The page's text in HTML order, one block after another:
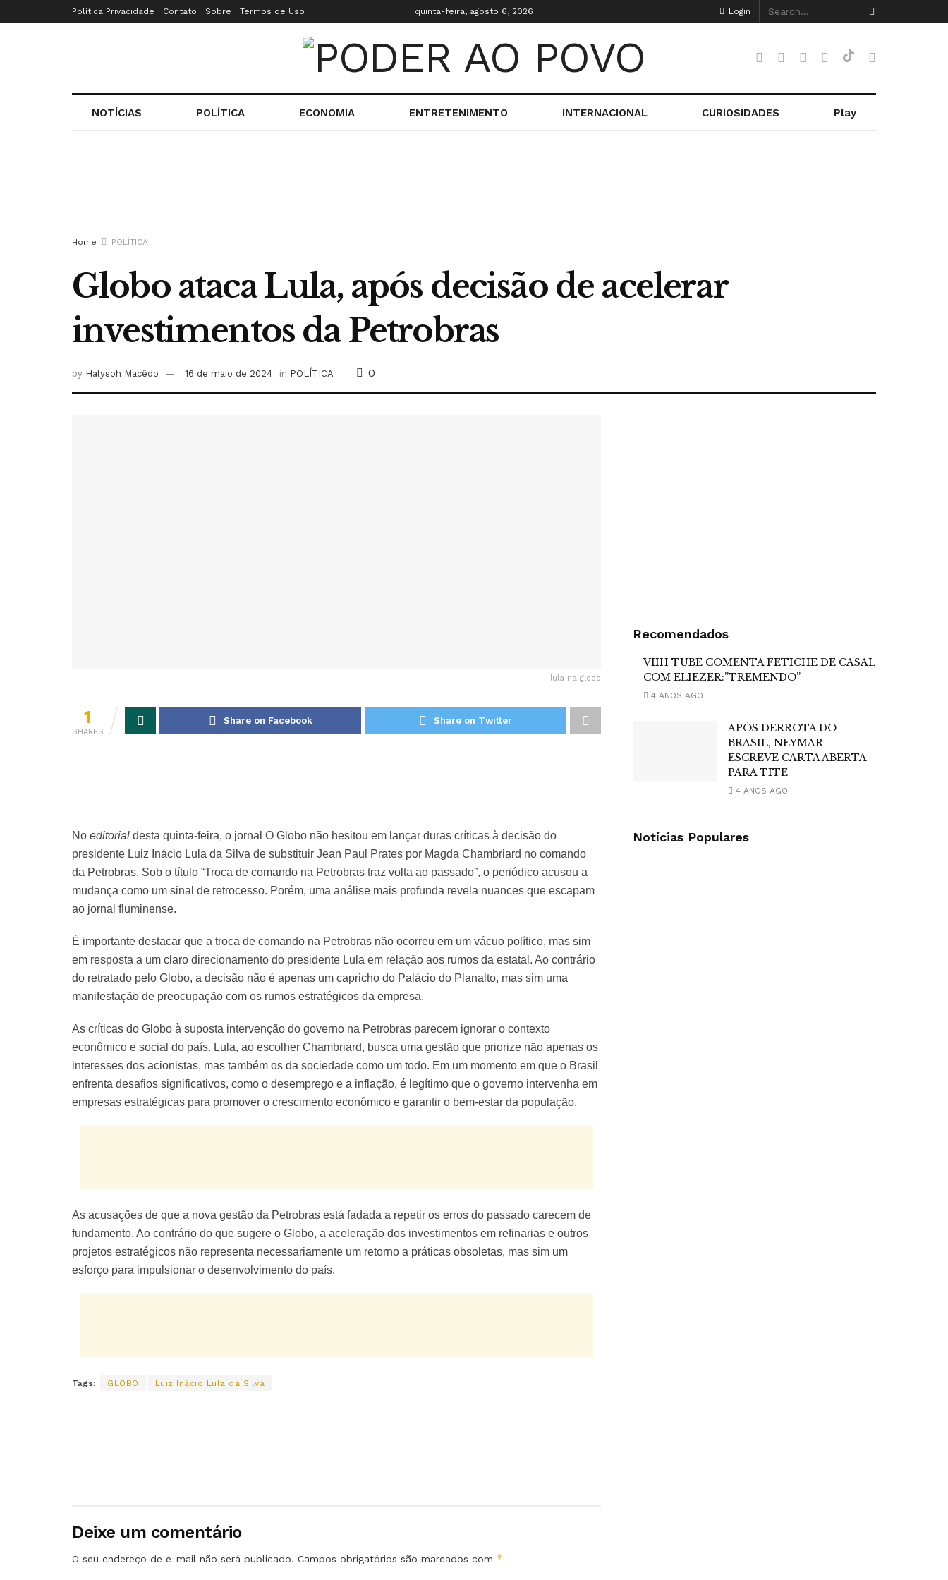
Política Privacidade Contato Sobre Termos de Uso quinta-feira, agosto 6, 2026 Login
NOTÍCIAS POLÍTICA ECONOMIA ENTRETENIMENTO INTERNACIONAL CURIOSIDADES Play
Home POLÍTICA
Globo ataca Lula, após decisão de acelerar
investimentos da Petrobras
by Halysoh Macêdo 16 de maio de 2024 in POLÍTICA 0
lula na globo
1
SHARES
Share on Facebook Share on Twitter
No editorial desta quinta-feira, o jornal O Globo não hesitou em lançar duras críticas à decisão do
presidente Luiz Inácio Lula da Silva de substituir Jean Paul Prates por Magda Chambriard no comando
da Petrobras. Sob o título “Troca de comando na Petrobras traz volta ao passado”, o periódico acusou a
mudança como um sinal de retrocesso. Porém, uma análise mais profunda revela nuances que escapam
ao jornal fluminense.
É importante destacar que a troca de comando na Petrobras não ocorreu em um vácuo político, mas sim
em resposta a um claro direcionamento do presidente Lula em relação aos rumos da estatal. Ao contrário
do retratado pelo Globo, a decisão não é apenas um capricho do Palácio do Planalto, mas sim uma
manifestação de preocupação com os rumos estratégicos da empresa.
As críticas do Globo à suposta intervenção do governo na Petrobras parecem ignorar o contexto
econômico e social do país. Lula, ao escolher Chambriard, busca uma gestão que priorize não apenas os
interesses dos acionistas, mas também os da sociedade como um todo. Em um momento em que o Brasil
enfrenta desafios significativos, como o desemprego e a inflação, é legítimo que o governo intervenha em
empresas estratégicas para promover o crescimento econômico e garantir o bem-estar da população.
As acusações de que a nova gestão da Petrobras está fadada a repetir os erros do passado carecem de
fundamento. Ao contrário do que sugere o Globo, a aceleração dos investimentos em refinarias e outros
projetos estratégicos não representa necessariamente um retorno a práticas obsoletas, mas sim um
esforço para impulsionar o desenvolvimento do país.
Tags: GLOBO Luiz Inácio Lula da Silva
Deixe um comentário
O seu endereço de e-mail não será publicado. Campos obrigatórios são marcados com *
Recomendados
VIIH TUBE COMENTA FETICHE DE CASAL
COM ELIEZER:”TREMENDO”
4 ANOS AGO
APÓS DERROTA DO
BRASIL, NEYMAR
ESCREVE CARTA ABERTA
PARA TITE
4 ANOS AGO
Notícias Populares